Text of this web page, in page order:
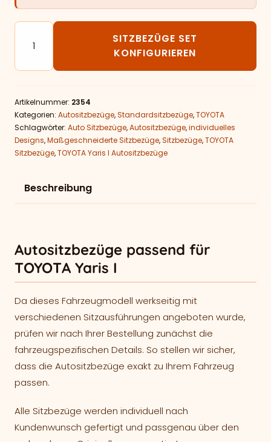
Autositzbezüge passend für TOYOTA Yaris I Menge
SITZBEZÜGE SET
KONFIGURIEREN
Artikelnummer: 2354
Kategorien: Autositzbezüge,Standardsitzbezüge,TOYOTA
Schlagwörter: Auto Sitzbezüge,Autositzbezüge,individuelles
Designs,Maßgeschneiderte Sitzbezüge,Sitzbezüge,TOYOTA
Sitzbezüge,TOYOTA Yaris I Autositzbezüge
Beschreibung
Autositzbezüge passend für
TOYOTA Yaris I
Da dieses Fahrzeugmodell werkseitig mit
verschiedenen Sitzausführungen angeboten wurde,
prüfen wir nach Ihrer Bestellung zunächst die
fahrzeugspezifischen Details. So stellen wir sicher,
dass die Autositzbezüge exakt zu Ihrem Fahrzeug
passen.
Alle Sitzbezüge werden individuell nach
Kundenwunsch gefertigt und passgenau über den